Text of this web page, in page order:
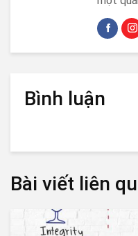
Bình luận
Bài viết liên